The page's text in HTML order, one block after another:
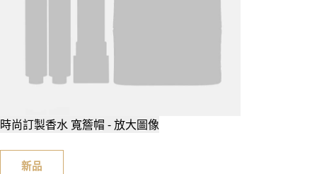
時尚訂製香水 寬簷帽 - 放大圖像
新品